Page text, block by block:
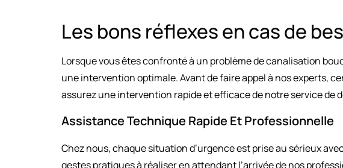
Les bons réflexes en cas de
Lorsque vous êtes confronté à un problème de canalisation
une intervention optimale. Avant de faire appel à nos experts,
assurez une intervention rapide et efficace de notre service de
Assistance Technique Rapide Et Professionnelle
Chez nous, chaque situation d’urgence est prise au sérieux
gestes pratiques à réaliser en attendant l’arrivée de nos